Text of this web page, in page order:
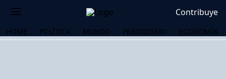
Contribuye
HOME POLÍTICA MUNDO PERIODISMO ECONOMÍA